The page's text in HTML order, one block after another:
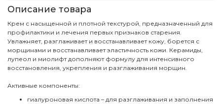
Описание товара
Крем с насыщенной и плотной текстурой, предназначенный для
профилактики и лечения первых признаков старения.
Увлажняет, разглаживает и восстанавливает кожу, борется с
морщинами и восстанавливает эластичность кожи. Керамиды,
лупеол и миолифт дополняют формулу для интенсивного
восстановления, укрепления и разглаживания морщин.
Активные компоненты:
гиалуроновая кислота – для разглаживания и заполнения